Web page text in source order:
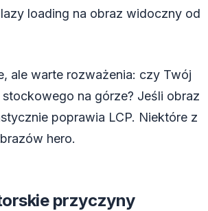
loading na obraz widoczny od
ale warte rozważenia: czy Twój
na górze? Jeśli obraz
poprawia LCP. Niektóre z
hero.
przyczyny